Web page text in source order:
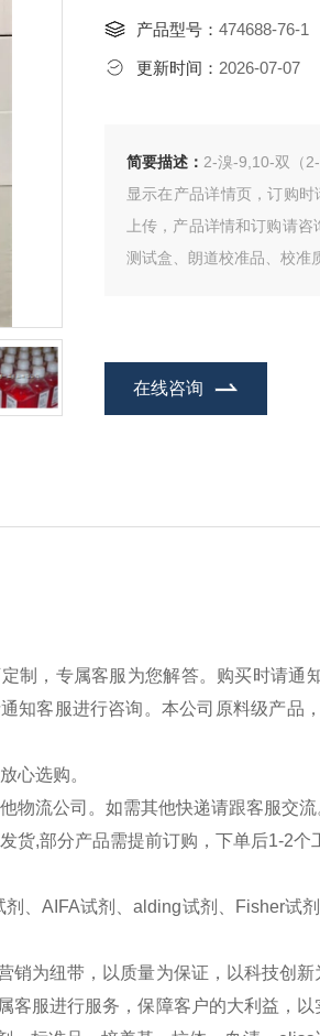
产品型号： 474688-76-1
更新时间： 2026-07-07
简要描述： 2-溴-9,10-双（
显示在产品详情页，订购
上传，产品详情和订购请
测试盒、朗道校准品、校准
在线咨询
制，专属客服为您解答。购买时请通
通知客服进行咨询。本公司原料级产品
心选购。
物流公司。如需其他快递请跟客服交流
货,部分产品需提前订购，下单后1-2个
AIFA试剂、alding试剂、Fisher试
销为纽带，以质量为保证，以科技创
客服进行服务，保障客户的大利益，以